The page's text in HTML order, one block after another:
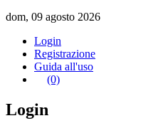
dom, 09 agosto 2026
Login
Registrazione
Guida all'uso
(0)
Login